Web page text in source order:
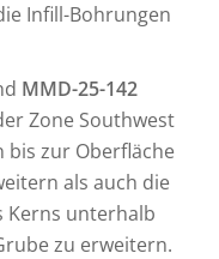
Infill-Bohrungen
MMD-25-142
Zone Southwest
bis zur Oberfläche
als auch die
Kerns unterhalb
zu erweitern.